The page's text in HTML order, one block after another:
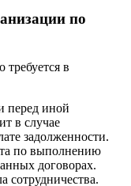
по ИНН?
что и в случае с
по
требуется в